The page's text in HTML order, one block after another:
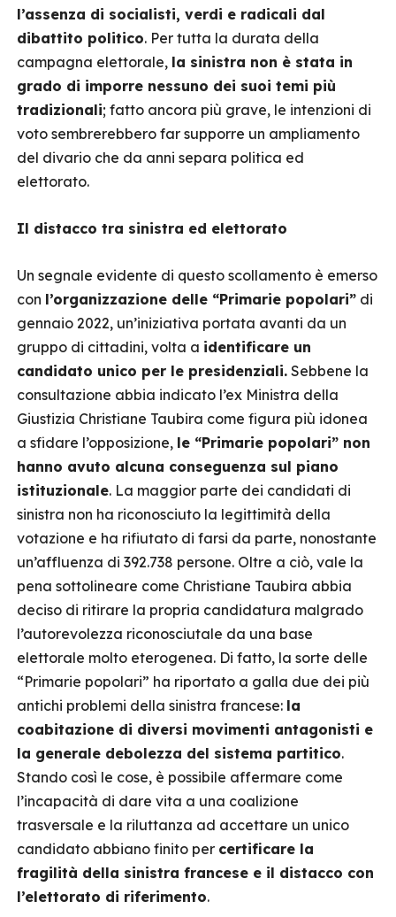
l’assenza di socialisti, verdi e radicali dal
dibattito politico. Per tutta la durata della
campagna elettorale, la sinistra non è stata in
grado di imporre nessuno dei suoi temi più
tradizionali; fatto ancora più grave, le intenzioni di
voto sembrerebbero far supporre un ampliamento
del divario che da anni separa politica ed
elettorato.
Il distacco tra sinistra ed elettorato
Un segnale evidente di questo scollamento è emerso
con l’organizzazione delle “Primarie popolari” di
gennaio 2022, un’iniziativa portata avanti da un
gruppo di cittadini, volta a identificare un
candidato unico per le presidenziali. Sebbene la
consultazione abbia indicato l’ex Ministra della
Giustizia Christiane Taubira come figura più idonea
a sfidare l’opposizione, le “Primarie popolari” non
hanno avuto alcuna conseguenza sul piano
istituzionale. La maggior parte dei candidati di
sinistra non ha riconosciuto la legittimità della
votazione e ha rifiutato di farsi da parte, nonostante
un’affluenza di 392.738 persone. Oltre a ciò, vale la
pena sottolineare come Christiane Taubira abbia
deciso di ritirare la propria candidatura malgrado
l’autorevolezza riconosciutale da una base
elettorale molto eterogenea. Di fatto, la sorte delle
“Primarie popolari” ha riportato a galla due dei più
antichi problemi della sinistra francese: la
coabitazione di diversi movimenti antagonisti e
la generale debolezza del sistema partitico.
Stando così le cose, è possibile affermare come
l’incapacità di dare vita a una coalizione
trasversale e la riluttanza ad accettare un unico
candidato abbiano finito per certificare la
fragilità della sinistra francese e il distacco con
l’elettorato di riferimento.